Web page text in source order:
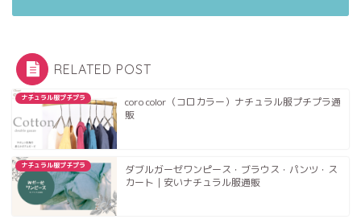
RELATED POST
ナチュラル服プチプラ
coro color（コロカラー）ナチュラル服プチプラ通
販
ナチュラル服プチプラ
ダブルガーゼワンピース・ブラウス・パンツ・ス
カート｜安いナチュラル服通販